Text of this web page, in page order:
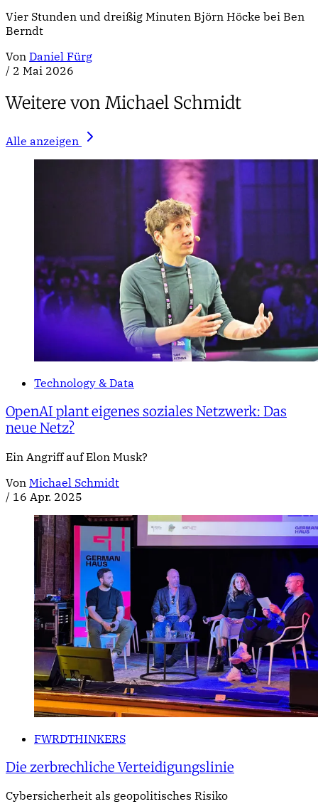
Vier Stunden und dreißig Minuten Björn Höcke bei Ben
Berndt
Von Daniel Fürg
/ 2 Mai 2026
Weitere von Michael Schmidt
Alle anzeigen
Technology & Data
OpenAI plant eigenes soziales Netzwerk: Das
neue Netz?
Ein Angriff auf Elon Musk?
Von Michael Schmidt
/ 16 Apr. 2025
FWRDTHINKERS
Die zerbrechliche Verteidigungslinie
Cybersicherheit als geopolitisches Risiko